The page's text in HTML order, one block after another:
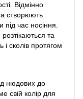
Відмінно
створюють
час носіння.
та
і сколів протягом
нюдових до
свій колір для